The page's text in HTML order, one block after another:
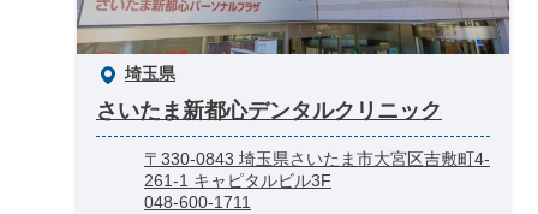
埼玉県
さいたま新都心デンタルクリニック
〒330-0843 埼玉県さいたま市大宮区吉敷町4-
261-1 キャピタルビル3F
048-600-1711